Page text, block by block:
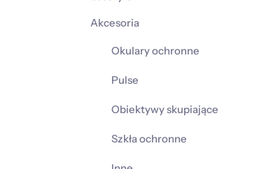
Akcesoria
Okulary ochronne
Pulse
Obiektywy skupiające
Szkła ochronne